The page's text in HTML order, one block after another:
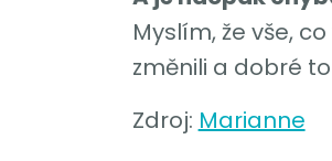
Myslím, že vše,
změnili a dobré
Zdroj: Marianne